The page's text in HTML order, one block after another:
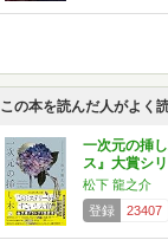
この本を読んだ人がよく
一次元の挿
ス』大賞シ
松下 龍之介
登録
23407